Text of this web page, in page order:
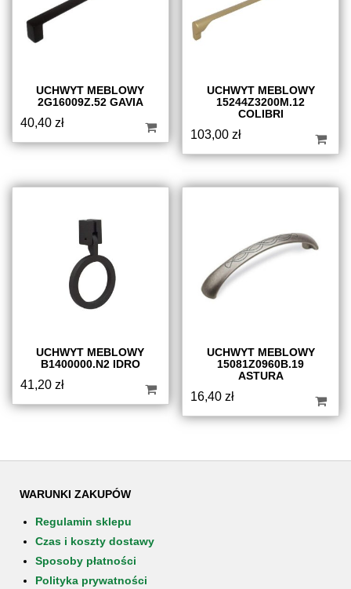
UCHWYT MEBLOWY
2G16009Z.52 GAVIA
40,40 zł
UCHWYT MEBLOWY
15244Z3200M.12
COLIBRI
103,00zł
UCHWYT MEBLOWY
B1400000.N2 IDRO
41,20 zł
UCHWYT MEBLOWY
15081Z0960B.19
ASTURA
16,40zł
WARUNKI ZAKUPÓW
Regulamin sklepu
Czas i koszty dostawy
Sposoby płatności
Polityka prywatności